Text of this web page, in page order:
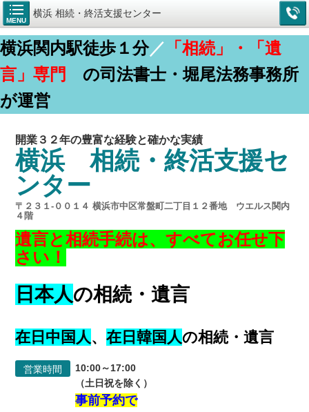
MENU
横浜 相続・終活支援センター
横浜関内駅徒歩１分／ 「相続」・「遺
言」専門 の司法書士・堀尾法務事務所
が運営
開業３２年の豊富な経験と確かな実績
横浜 相続・終活支援セ
ンター
〒２３１-００１４ 横浜市中区常盤町二丁目１２番地 ウエルス関内
４階
遺言と相続手続は、すべてお任せ下
さい！
日本人の相続・遺言
在日中国人、在日韓国人の相続・遺言
営業時間
10:00～17:00
（土日祝を除く）
事前予約で